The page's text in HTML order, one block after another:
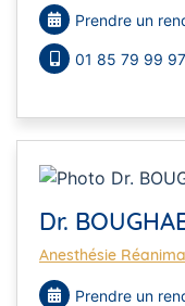
Prendre un
01 85 79 99 97
Dr.
Anesthésie
Prendre un